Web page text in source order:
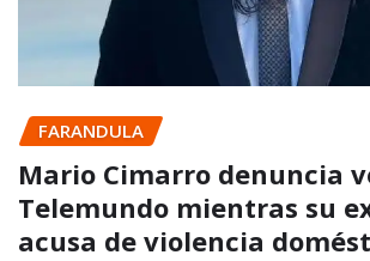
FARANDULA
Mario Cimarro denuncia
Telemundo mientras su
acusa de violencia